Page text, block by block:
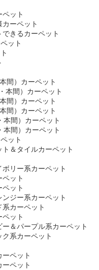
ット
ーペット
きるカーペット
ット
間）カーペット
本間）カーペット
間）カーペット
間）カーペット
本間）カーペット
本間）カーペット
ット
＆タイルカーペット
リー系カーペット
ット
ット
ジー系カーペット
系カーペット
ット
＆パープル系カーペット
系カーペット
ペット
ペット